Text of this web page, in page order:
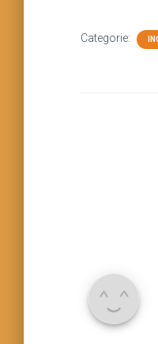
Categorie: